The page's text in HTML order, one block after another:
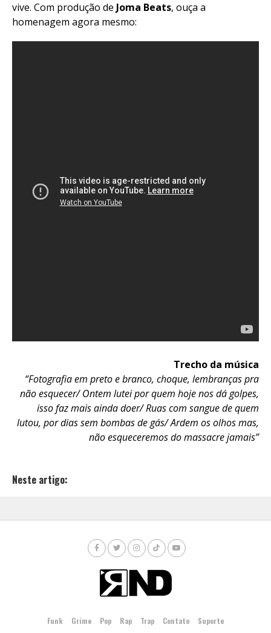
vive. Com produção de Joma Beats, ouça a
homenagem agora mesmo:
Trecho da música
“Fotografia em preto e branco, choque, lembranças pra
não esquecer/ Ontem lutei por quem hoje nos dá golpes,
isso faz mais ainda doer/ Ruas com sangue de quem
lutou, por dias sem bombas de gás/ Ardem os olhos mas,
não esqueceremos do massacre jamais”
Neste artigo:
Funk Grime Pop Rap Trap Contato Suporte